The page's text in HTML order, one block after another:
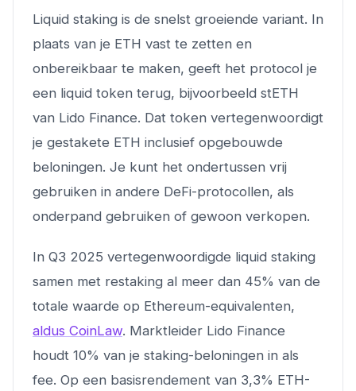
Liquid staking is de snelst groeiende variant. In
plaats van je ETH vast te zetten en
onbereikbaar te maken, geeft het protocol je
een liquid token terug, bijvoorbeeld stETH
van Lido Finance. Dat token vertegenwoordigt
je gestakete ETH inclusief opgebouwde
beloningen. Je kunt het ondertussen vrij
gebruiken in andere DeFi-protocollen, als
onderpand gebruiken of gewoon verkopen.
In Q3 2025 vertegenwoordigde liquid staking
samen met restaking al meer dan 45% van de
totale waarde op Ethereum-equivalenten,
aldus CoinLaw. Marktleider Lido Finance
houdt 10% van je staking-beloningen in als
fee. Op een basisrendement van 3,3% ETH-